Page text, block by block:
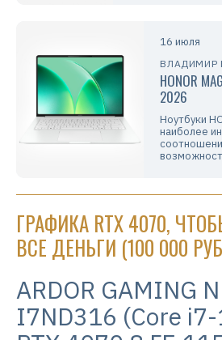
16 июля
ВЛАДИМИР
HONOR
2026
Ноутбуки
наиболее
ГРАФИКА RTX 4070,
ВСЕ ДЕНЬГИ (100 000
ARDOR GAMING
I7ND316 (Core